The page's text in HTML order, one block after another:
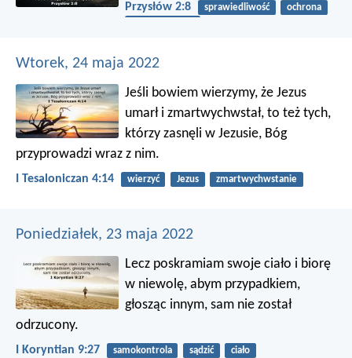
Przysłów 2:8 sprawiedliwość
ochrona
Wtorek, 24 maja 2022
Jeśli bowiem wierzymy, że Jezus
umarł i zmartwychwstał, to też tych,
którzy zasnęli w Jezusie, Bóg
przyprowadzi wraz z nim.
I Tesaloniczan 4:14 wierzyć Jezus zmartwychwstanie
Poniedziałek, 23 maja 2022
Lecz poskramiam swoje ciało i biorę
w niewolę, abym przypadkiem,
głosząc innym, sam nie został
odrzucony.
I Koryntian 9:27 samokontrola sądzić ciało